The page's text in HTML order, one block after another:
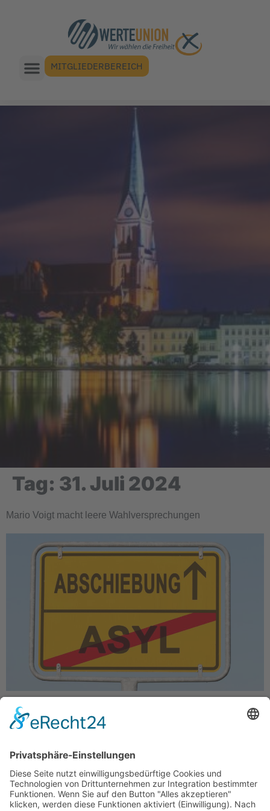
MITGLIEDERBEREICH
Tag: 31. Juli 2024
Mario Voigt macht leere Wahlversprechungen
Der Thüringer CDU-Landes- und
Fraktionsvorsitzende Mario Voigt forderte dem Stern
solle sowohl für Kriminelle, aber auch für
wollten, gelten. „Auch Menschen, die in Deutschland
keine Bleibeperspektive haben, müssen